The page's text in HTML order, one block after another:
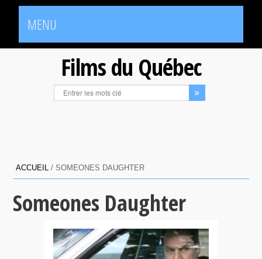
MENU
Films du Québec
ACCUEIL /SOMEONES DAUGHTER
Someones Daughter